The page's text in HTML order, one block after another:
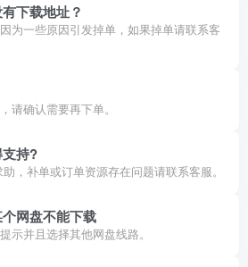
下载地址？
为一些原因引发掉单，如果掉单请联系客
请确认需要再下单。
持?
，补单或订单资源存在问题请联系客服。
网盘不能下载
示并且选择其他网盘线路。